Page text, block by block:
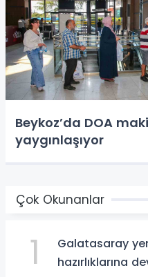
Beykoz’da DOA
yaygınlaşıyor
Çok Okunanlar
1
Galatasaray
hazırlıklarına